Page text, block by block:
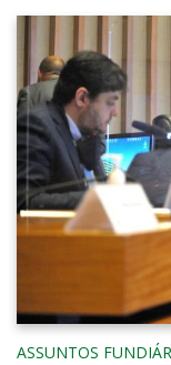
ASSUNTOS